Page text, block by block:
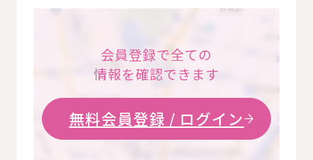
会員登録で全ての
情報を確認できます
無料会員登録 / ログイン